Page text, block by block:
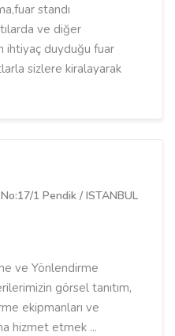
standı
ve diğer
ihtiyaç duyduğu fuar
sizlere kiralayarak
1 Pendik / ISTANBUL
ve Yönlendirme
görsel tanıtım,
ekipmanları ve
hizmet etmek ...